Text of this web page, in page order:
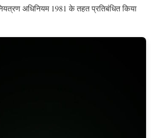
अधिनियम 1981 के तहत प्रतिबंधित किया